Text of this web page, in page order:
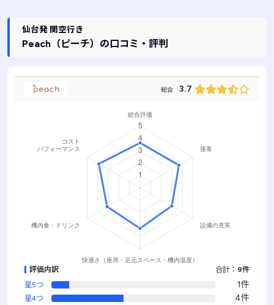
仙台発 関空行き
Peach （ピーチ） の口コミ・評判
総合 3.7
評価内訳 合計： 9件
星5つ
1件
星4つ 4件